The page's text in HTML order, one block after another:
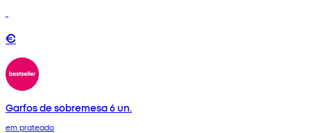
€
Garfos de sobremesa 6 un.
em prateado